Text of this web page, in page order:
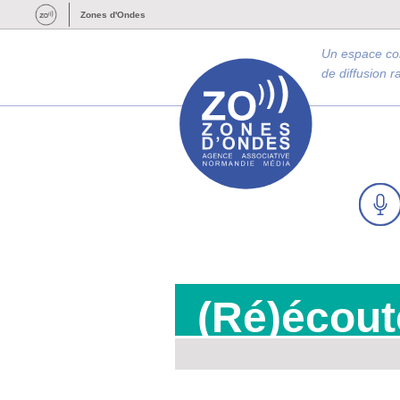
Zones d'Ondes
Un espace
de diffusion